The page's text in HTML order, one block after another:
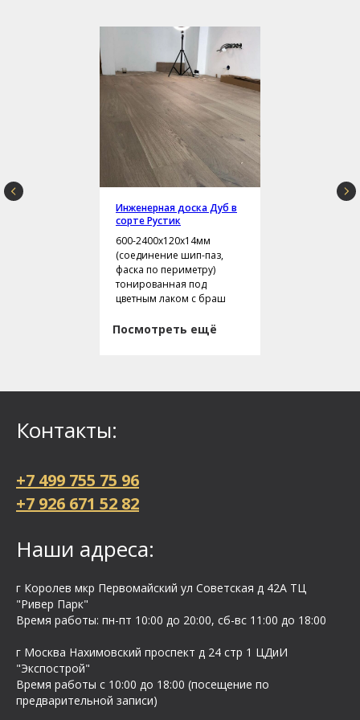
Инженерная доска Дуб в
сорте Рустик
600-2400х120х14мм
(соединение шип-паз,
фаска по периметру)
тонированная под
цветным лаком с браш
Посмотреть ещё
Контакты:
+7 499 755 75 96
+7 926 671 52 82
Наши адреса:
г Королев мкр Первомайский ул Cоветская д 42А ТЦ
"Ривер Парк"
Время работы: пн-пт 10:00 до 20:00, сб-вс 11:00 до 18:00
г Москва Нахимовский проспект д 24 стр 1 ЦДиИ
"Экспострой"
Время работы с 10:00 до 18:00 (посещение по
предварительной записи)